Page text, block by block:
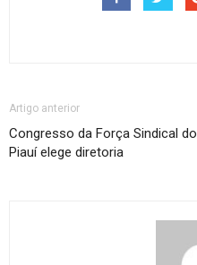
Artigo anterior
Congresso da Força Sindical do
Piauí elege diretoria